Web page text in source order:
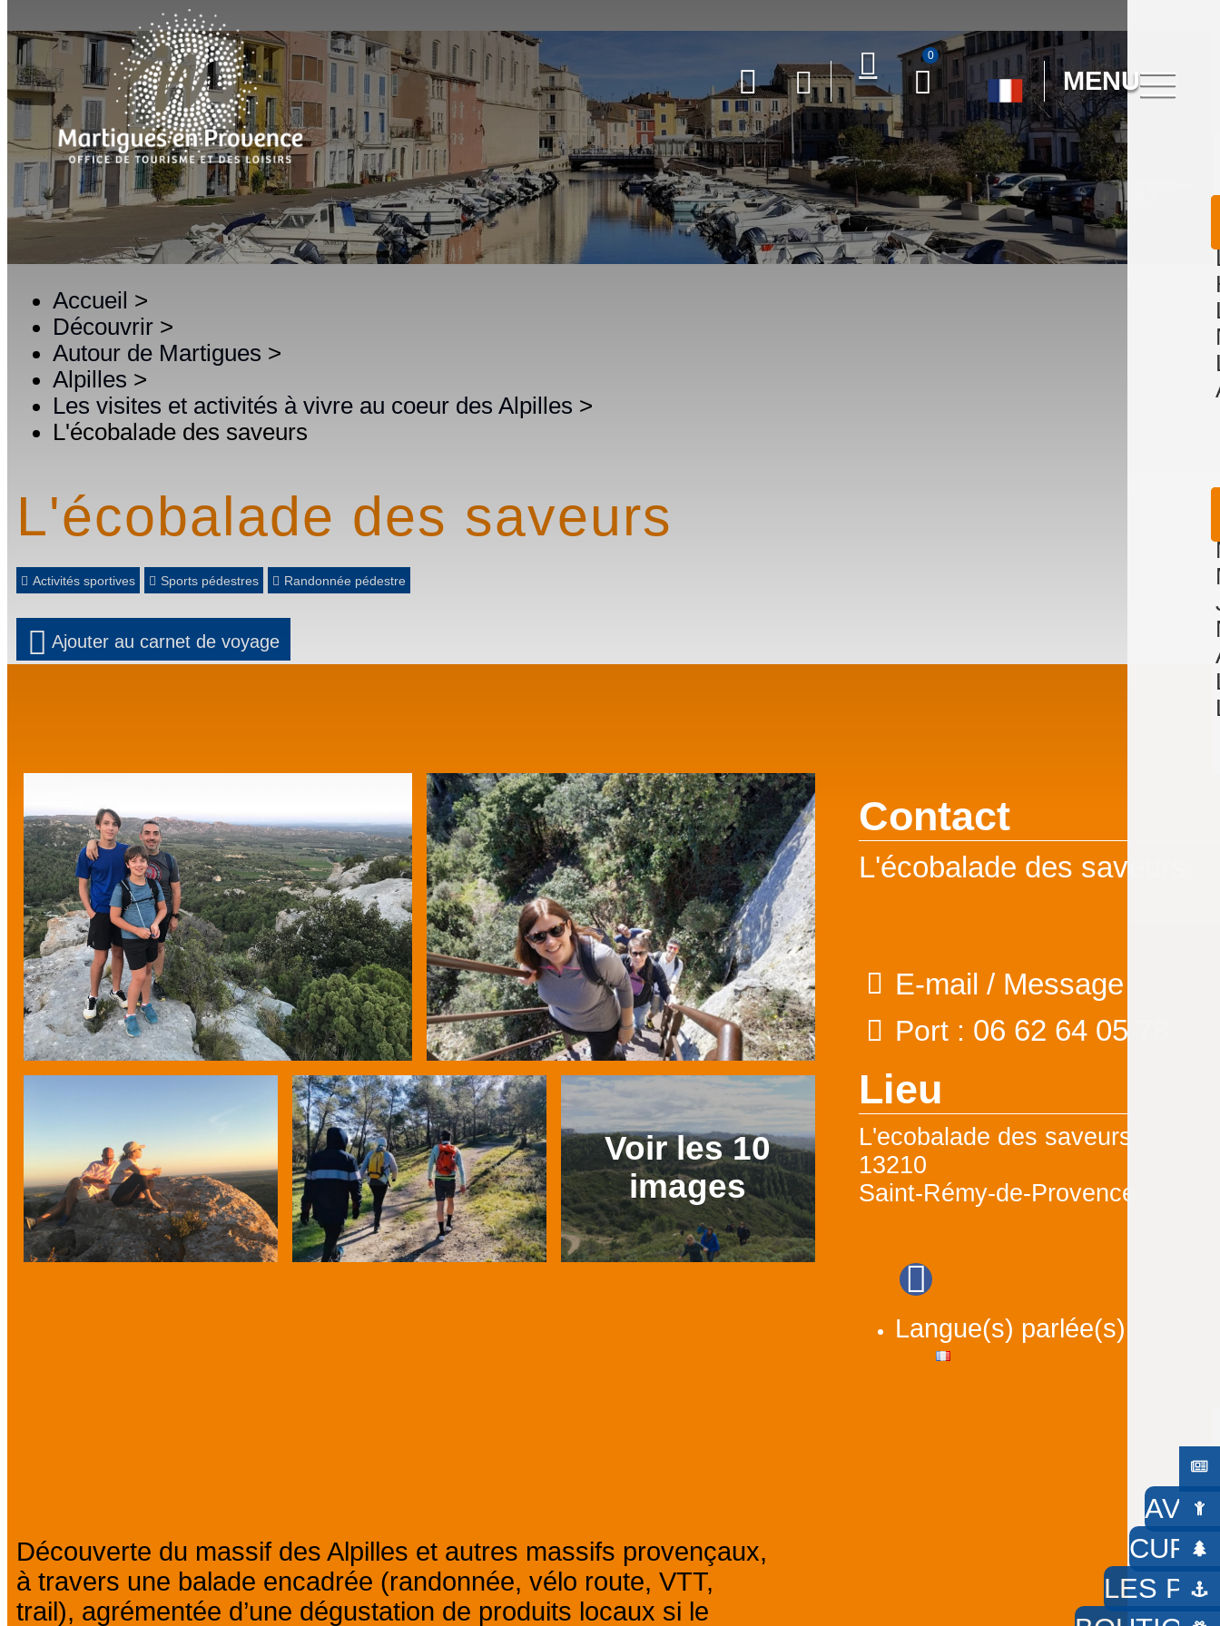
0
MENU
LES
Accueil >
Découvrir >
Autour de Martigues >
Alpilles >
Les visites et activités à vivre au coeur des Alpilles >
L'écobalade des saveurs
L'écobalade des saveurs
Activités sportives Sports pédestres Randonnée pédestre
Ajouter au carnet de voyage
Voir les 10
images
PrevNext
Contact
L'écobalade des saveurs
E-mail / Message
Port : 06 62 64 05 78
Lieu
L'ecobalade des saveurs
13210
Saint-Rémy-de-Provence
Langue(s) parlée(s) :
Découverte du massif des Alpilles et autres massifs provençaux,
à travers une balade encadrée (randonnée, vélo route, VTT,
trail), agrémentée d’une dégustation de produits locaux si le